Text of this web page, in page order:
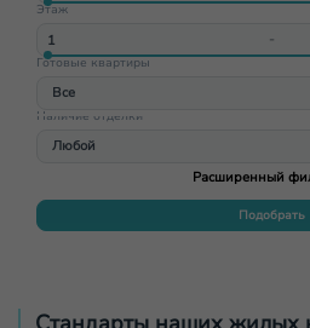
ЖК Гранд-квартал Бетанкур
ЖК Смородина
ЖК Дом на Маяковского
Этаж
‐
Готовые квартиры
Все
Наличие отделки
Любой
Расширенный
Подобрать